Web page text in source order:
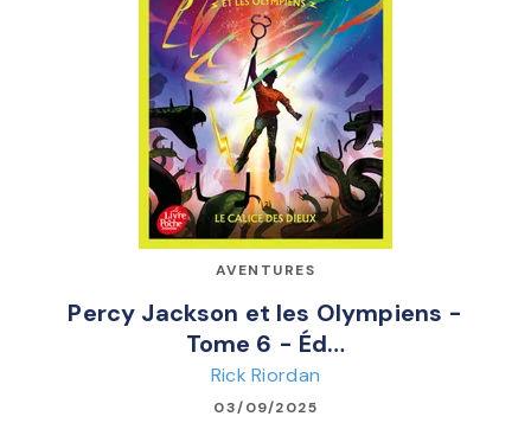
AVENTURES
Percy Jackson et les Olympiens -
Tome 6 - Éd…
Rick Riordan
03/09/2025